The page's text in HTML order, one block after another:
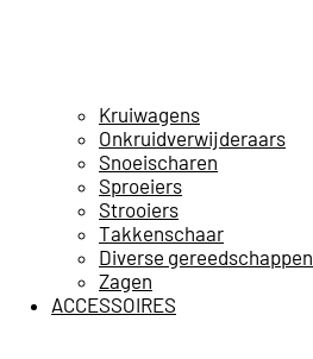
Kruiwagens
Onkruidverwijderaars
Snoeischaren
Sproeiers
Strooiers
Takkenschaar
Diverse gereedschappen
Zagen
ACCESSOIRES